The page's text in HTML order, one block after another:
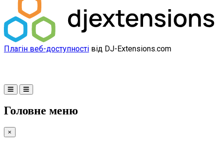
Плагін веб-доступності від DJ-Extensions.com
Головне меню
×